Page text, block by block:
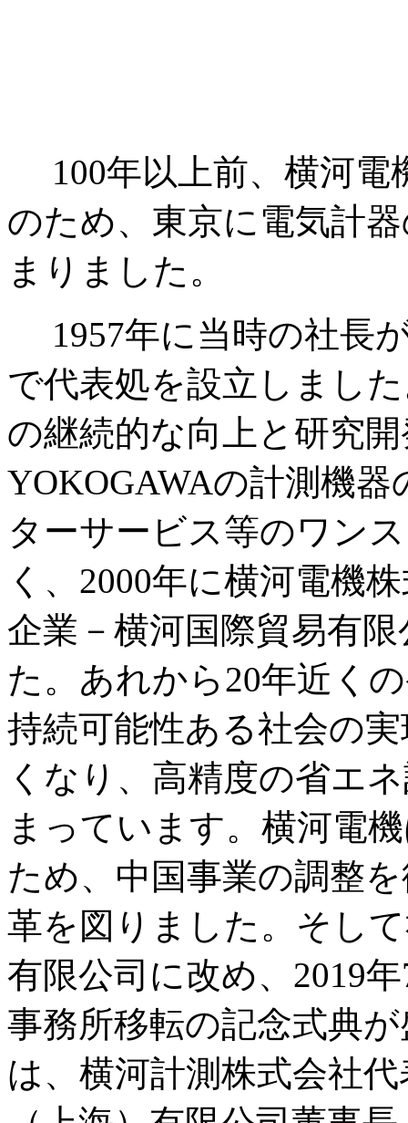
100年以上前、横河
のため、東京に電気計
まりました。
1957年に当時の社長
で代表処を設立しまし
の継続的な向上と研究
YOKOGAWAの計測機
ターサービス等のワン
く、2000年に横河電機
企業－横河国際貿易有
た。あれから20年近く
持続可能性ある社会の
くなり、高精度の省エ
まっています。横河電
ため、中国事業の調整
革を図りました。そし
有限公司に改め、2019
事務所移転の記念式典
は、横河計測株式会社